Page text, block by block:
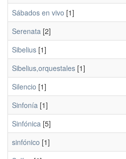
Sábados en vivo [1]
Serenata [2]
Sibelius [1]
Sibelius,orquestales [1]
Silencio [1]
Sinfonía [1]
Sinfónica [5]
sinfónico [1]